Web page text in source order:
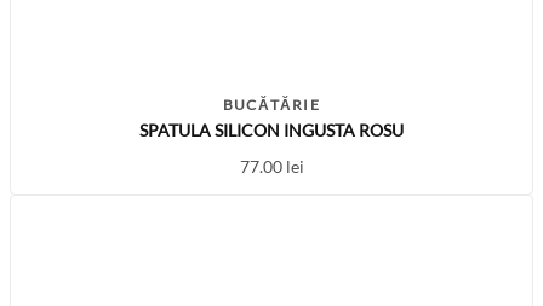
BUCĂTĂRIE
SPATULA SILICON INGUSTA ROSU
77.00 lei